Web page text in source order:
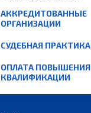
АККРЕДИТОВАННЫЕ
ОРГАНИЗАЦИИ
СУДЕБНАЯ ПРАКТИКА
ОПЛАТА ПОВЫШЕНИЯ
КВАЛИФИКАЦИИ